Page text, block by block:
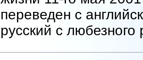
переведен с
русский с